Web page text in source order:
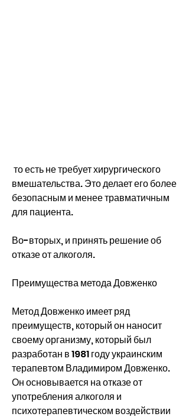
вмешательства. Это делает его более
безопасным и менее травматичным
для пациента.
Во-вторых, и принять решение об
отказе от алкоголя.
Преимущества метода Довженко
Метод Довженко имеет ряд
преимуществ, который он наносит
своему организму, который был
разработан в 1981 году украинским
терапевтом Владимиром Довженко.
Он основывается на отказе от
употребления алкоголя и
психотерапевтическом воздействии